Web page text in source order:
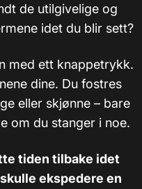
de utilgivelige og
idet du blir sett?
med ett knappetrykk.
dine. Du fostres
eller skjønne – bare
om du stanger i noe.
tiden tilbake idet
ekspedere en